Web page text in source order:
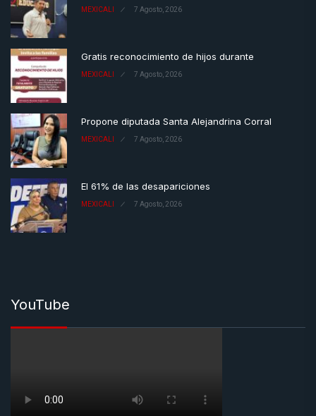
MEXICALI 7 Agosto, 2026
Gratis reconocimiento de hijos durante
MEXICALI 7 Agosto, 2026
Propone diputada Santa Alejandrina Corral
MEXICALI 7 Agosto, 2026
El 61% de las desapariciones
MEXICALI 7 Agosto, 2026
YouTube